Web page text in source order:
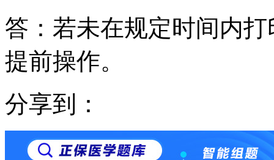
答：若未在规定时间内
提前操作。
分享到：